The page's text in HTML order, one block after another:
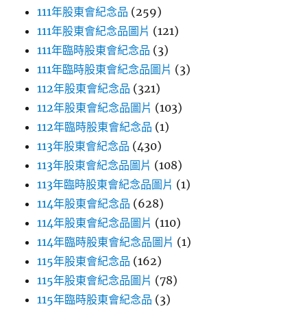
111年股東會紀念品 (259)
111年股東會紀念品圖片 (121)
111年臨時股東會紀念品 (3)
111年臨時股東會紀念品圖片 (3)
112年股東會紀念品 (321)
112年股東會紀念品圖片 (103)
112年臨時股東會紀念品 (1)
113年股東會紀念品 (430)
113年股東會紀念品圖片 (108)
113年臨時股東會紀念品圖片 (1)
114年股東會紀念品 (628)
114年股東會紀念品圖片 (110)
114年臨時股東會紀念品圖片 (1)
115年股東會紀念品 (162)
115年股東會紀念品圖片 (78)
115年臨時股東會紀念品 (3)